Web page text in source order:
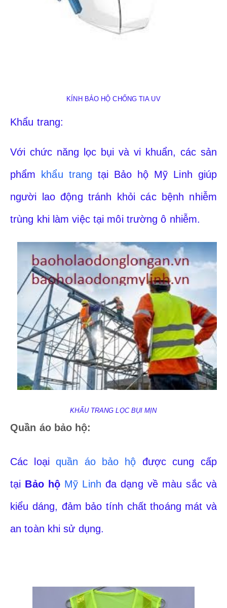
KÍNH BẢO HỘ CHỐNG TIA UV
Khẩu trang:
Với chức năng lọc bụi và vi khuẩn, các sản
phẩm
khẩu trang tại Bảo hộ Mỹ Linh giúp
người lao động tránh khỏi các bệnh nhiễm
trùng khi làm việc tại môi trường ô nhiễm.
KHẨU TRANG LỌC BỤI MỊN
Quần áo bảo hộ:
Các loại quần áo bảo hộ được cung cấp
tại Bảo hộ Mỹ Linh đa dạng về màu sắc và
kiểu dáng, đảm bảo tính chất thoáng mát và
an toàn khi sử dụng.